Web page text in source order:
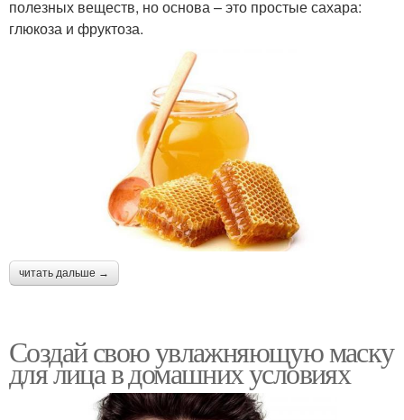
полезных веществ, но основа – это простые сахара:
глюкоза и фруктоза.
читать дальше →
Создай свою увлажняющую маску
для лица в домашних условиях